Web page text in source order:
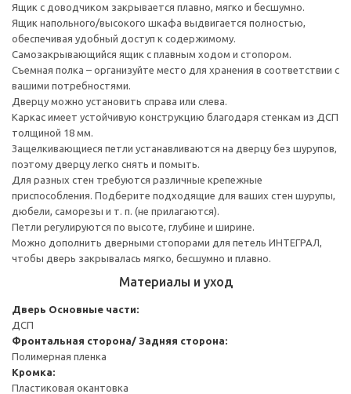
Ящик с доводчиком закрывается плавно, мягко и бесшумно.
Ящик напольного/высокого шкафа выдвигается полностью,
обеспечивая удобный доступ к содержимому.
Cамозакрывающийся ящик с плавным ходом и стопором.
Съемная полка – организуйте место для хранения в соответствии с
вашими потребностями.
Дверцу можно установить справа или слева.
Каркас имеет устойчивую конструкцию благодаря стенкам из ДСП
толщиной 18 мм.
Защелкивающиеся петли устанавливаются на дверцу без шурупов,
поэтому дверцу легко снять и помыть.
Для разных стен требуются различные крепежные
приспособления. Подберите подходящие для ваших стен шурупы,
дюбели, саморезы и т. п. (не прилагаются).
Петли регулируются по высоте, глубине и ширине.
Можно дополнить дверными стопорами для петель ИНТЕГРАЛ,
чтобы дверь закрывалась мягко, бесшумно и плавно.
Материалы и уход
Дверь Основные части:
ДСП
Фронтальная сторона/ Задняя сторона:
Полимерная пленка
Кромка:
Пластиковая окантовка